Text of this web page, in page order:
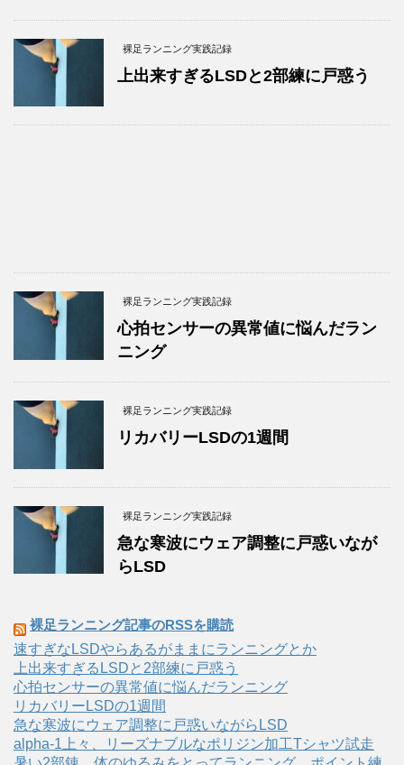
裸足ランニング実践記録
上出来すぎるLSDと2部練に戸惑う
裸足ランニング実践記録
心拍センサーの異常値に悩んだラン
ニング
裸足ランニング実践記録
リカバリーLSDの1週間
裸足ランニング実践記録
急な寒波にウェア調整に戸惑いなが
らLSD
裸足ランニング記事のRSSを購読
速すぎなLSDやらあるがままにランニングとか
上出来すぎるLSDと2部練に戸惑う
心拍センサーの異常値に悩んだランニング
リカバリーLSDの1週間
急な寒波にウェア調整に戸惑いながらLSD
alpha-1上々、リーズナブルなポリジン加工Tシャツ試走